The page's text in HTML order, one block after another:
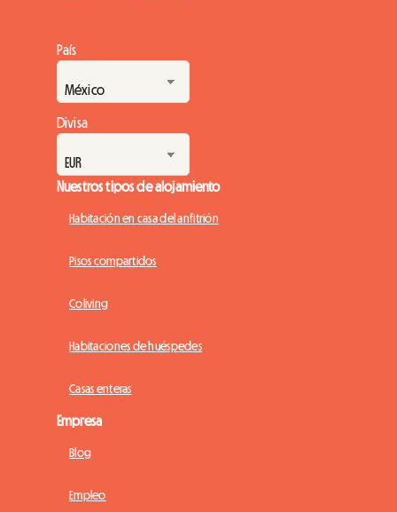
País
Divisa
Nuestros tipos de alojamiento
Habitación en casa del anfitrión
Pisos compartidos
Coliving
Habitaciones de huéspedes
Casas enteras
Empresa
Blog
Empleo